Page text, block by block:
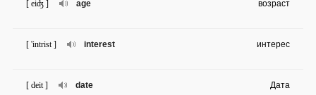
age
[ eiʤ ] возраст
interest
[ 'intrist ] интерес
date
[ deit ] Дата